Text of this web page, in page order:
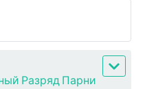
Разряд Парни